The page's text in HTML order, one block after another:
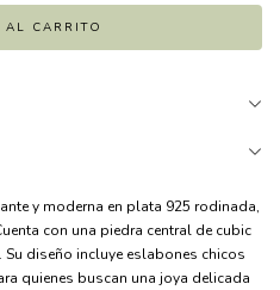
y moderna en plata 925 rodinada,
con una piedra central de cubic
diseño incluye eslabones chicos
quienes buscan una joya delicada